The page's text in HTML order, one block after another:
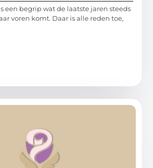
een begrip wat de laatste jaren steeds
voren komt. Daar is alle reden toe,